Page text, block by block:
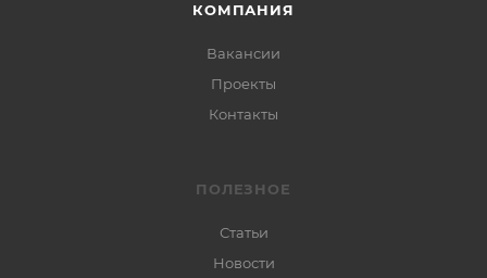
КОМПАНИЯ
Вакансии
Проекты
Контакты
ПОЛЕЗНОЕ
Статьи
Новости